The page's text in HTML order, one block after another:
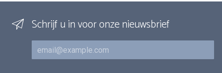
Schrijf u in voor onze nieuwsbrief
E-mail